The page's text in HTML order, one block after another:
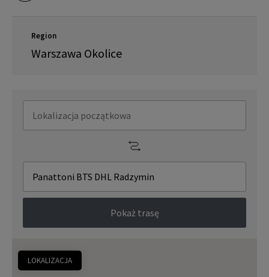
Region
Warszawa Okolice
LOKALIZACJA
Pokaż trasę